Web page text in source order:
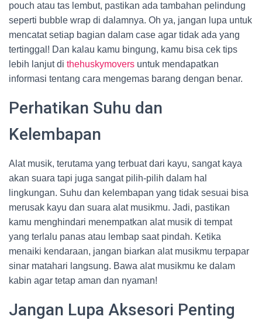
pouch atau tas lembut, pastikan ada tambahan pelindung
seperti bubble wrap di dalamnya. Oh ya, jangan lupa untuk
mencatat setiap bagian dalam case agar tidak ada yang
tertinggal! Dan kalau kamu bingung, kamu bisa cek tips
lebih lanjut di thehuskymovers untuk mendapatkan
informasi tentang cara mengemas barang dengan benar.
Perhatikan Suhu dan
Kelembapan
Alat musik, terutama yang terbuat dari kayu, sangat kaya
akan suara tapi juga sangat pilih-pilih dalam hal
lingkungan. Suhu dan kelembapan yang tidak sesuai bisa
merusak kayu dan suara alat musikmu. Jadi, pastikan
kamu menghindari menempatkan alat musik di tempat
yang terlalu panas atau lembap saat pindah. Ketika
menaiki kendaraan, jangan biarkan alat musikmu terpapar
sinar matahari langsung. Bawa alat musikmu ke dalam
kabin agar tetap aman dan nyaman!
Jangan Lupa Aksesori Penting